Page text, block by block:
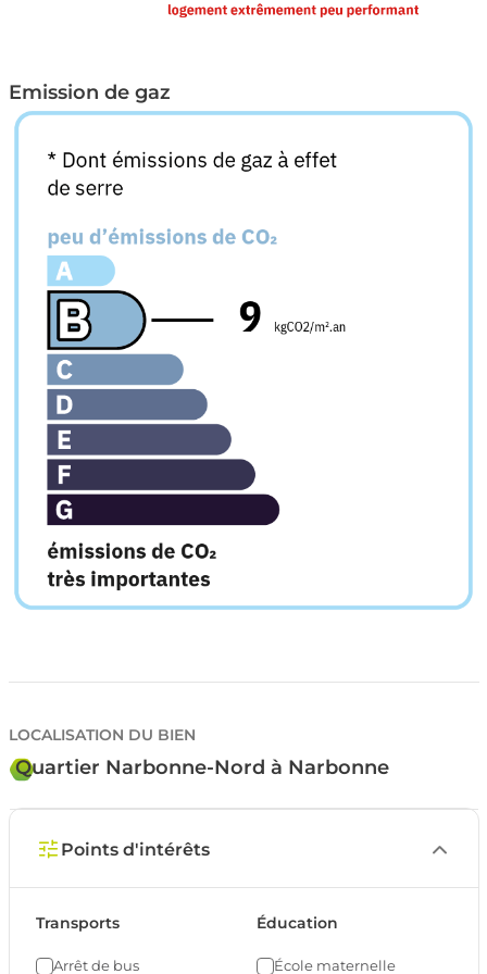
Emission de gaz
LOCALISATION DU BIEN
Quartier Narbonne-Nord à Narbonne
Points d'intérêts
Transports
Arrêt de bus
Éducation
École maternelle